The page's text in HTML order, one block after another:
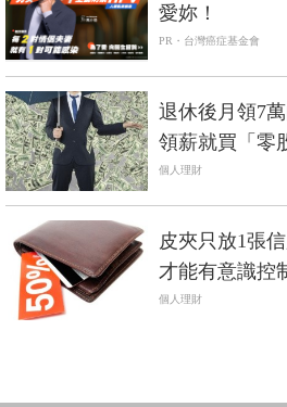
愛妳！
PR・台灣癌症基金會
退休後月領7
領薪就買「零
資產
個人理財
皮夾只放1張
才能有意識控
個人理財